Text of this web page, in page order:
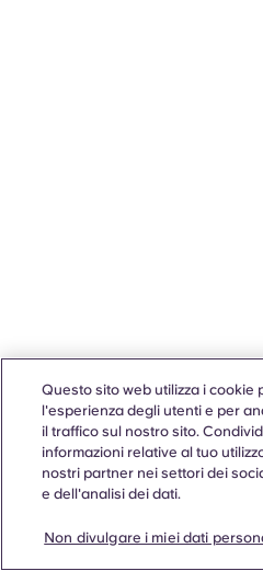
Questo sito web utilizza i cookie
l'esperienza degli utenti e per
il traffico sul nostro sito.
informazioni relative al tuo
nostri partner nei settori dei
e dell'analisi dei dati.
Non divulgare i miei dati